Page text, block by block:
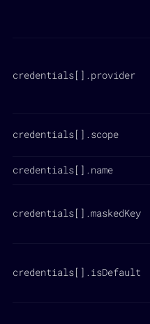
credentials[].provider
credentials[].scope
credentials[].name
credentials[].maskedKey
credentials[].isDefault